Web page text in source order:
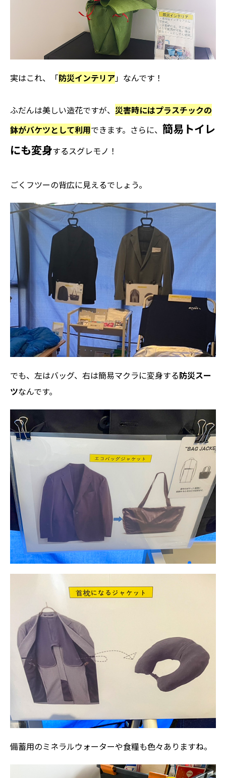
実はこれ、「防災インテリア」なんです！
ふだんは美しい造花ですが、 災害時にはプラスチックの
鉢がバケツとして利用できます。さらに、 簡易トイレ
にも変身するスグレモノ！
ごくフツーの背広に見えるでしょう。
でも、左はバッグ、右は簡易マクラに変身する防災スー
ツなんです。
備蓄用のミネラルウォーターや食糧も色々ありますね。